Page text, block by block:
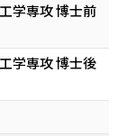
学専攻 博士前
学専攻 博士後